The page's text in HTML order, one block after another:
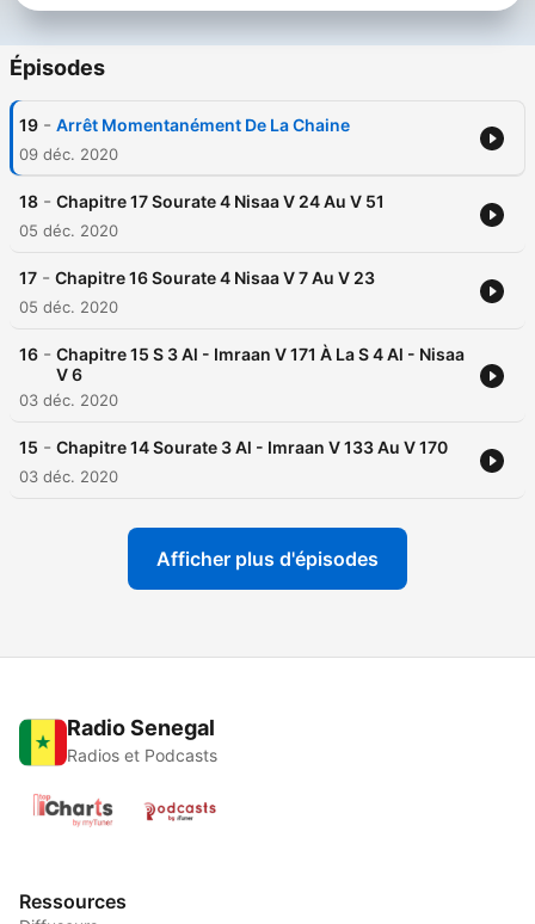
Épisodes
19 - Arrêt Momentanément De La Chaine
09 déc. 2020
18 - Chapitre 17 Sourate 4 Nisaa V 24 Au V 51
05 déc. 2020
17 - Chapitre 16 Sourate 4 Nisaa V 7 Au V 23
05 déc. 2020
16 - Chapitre 15 S 3 Al - Imraan V 171 À La S 4 Al - Nisaa
V 6
03 déc. 2020
15 - Chapitre 14 Sourate 3 Al - Imraan V 133 Au V 170
03 déc. 2020
Afficher plus d'épisodes
Radio Senegal
Radios et Podcasts
Ressources